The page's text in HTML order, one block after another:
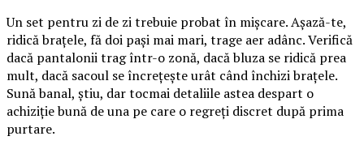
Un set pentru zi de zi trebuie probat în mișcare. Așază-te,
ridică brațele, fă doi pași mai mari, trage aer adânc. Verifică
dacă pantalonii trag într-o zonă, dacă bluza se ridică prea
mult, dacă sacoul se încrețește urât când închizi brațele.
Sună banal, știu, dar tocmai detaliile astea despart o
achiziție bună de una pe care o regreți discret după prima
purtare.